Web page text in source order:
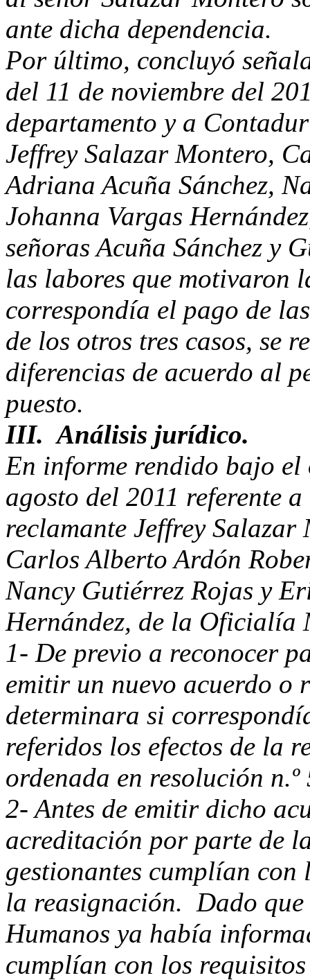
ante dicha dependencia.
Por último, concluyó
del 11 de noviembre del
departamento y a
Jeffrey Salazar Montero,
Adriana Acuña Sánchez,
Johanna Vargas
señoras Acuña Sánchez y
las labores que motivaron
correspondía el pago de
de los otros tres casos, se
diferencias de acuerdo al
puesto.
III. Análisis jurídico.
En informe rendido bajo
agosto del 2011 referente
reclamante Jeffrey
Carlos Alberto Ardón
Nancy Gutiérrez Rojas y
Hernández, de la
1- De previo a reconocer
emitir un nuevo acuerdo o
determinara si
referidos los efectos de la
ordenada en resolución
2- Antes de emitir dicho
acreditación por parte de
gestionantes cumplían
la reasignación. Dado que
Humanos ya había
cumplían con los